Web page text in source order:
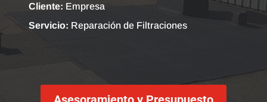
Cliente: Empresa
Servicio: Reparación de Filtraciones